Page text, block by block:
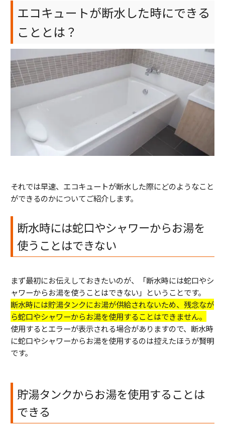
エコキュートが断水した時にできる
こととは？
それでは早速、エコキュートが断水した際にどのようなこと
ができるのかについてご紹介します。
断水時には蛇口やシャワーからお湯を
使うことはできない
まず最初にお伝えしておきたいのが、「断水時には蛇口やシ
ャワーからお湯を使うことはできない」ということです。
断水時には貯湯タンクにお湯が供給されないため、残念なが
ら蛇口やシャワーからお湯を使用することはできません。
使用するとエラーが表示される場合がありますので、断水時
に蛇口やシャワーからお湯を使用するのは控えたほうが賢明
です。
貯湯タンクからお湯を使用することは
できる